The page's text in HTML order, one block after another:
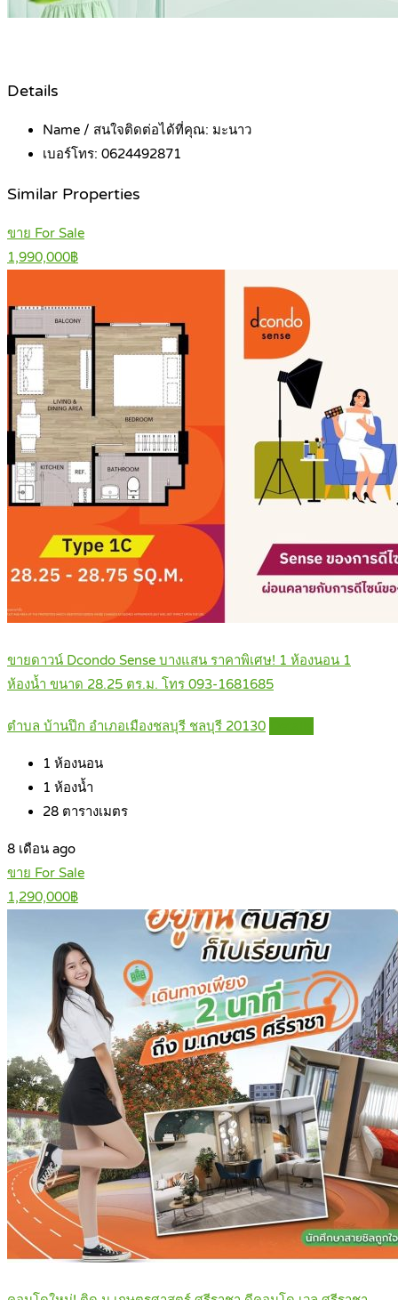
Details
Name / สนใจติดต่อได้ที่คุณ: มะนาว
เบอร์โทร: 0624492871
Similar Properties
ขาย For Sale
1,990,000฿
ขายดาวน์ Dcondo Sense บางแสน ราคาพิเศษ! 1 ห้องนอน 1
ห้องน้ำ ขนาด 28.25 ตร.ม. โทร 093-1681685
ตำบล บ้านปึก อำเภอเมืองชลบุรี ชลบุรี 20130
1 ห้องนอน
1 ห้องน้ำ
28 ตารางเมตร
8 เดือน ago
ขาย For Sale
1,290,000฿